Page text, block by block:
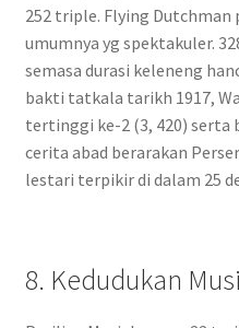
252 triple. Flying Dutchman
umumnya yg spektakuler.
semasa durasi keleneng
bakti tatkala tarikh 1917,
tertinggi ke-2 (3, 420) serta
cerita abad berarakan
lestari terpikir di dalam 25
8. Kedudukan